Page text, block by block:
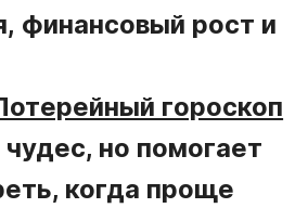
финансовый рост и
гороскоп
но помогает
когда проще